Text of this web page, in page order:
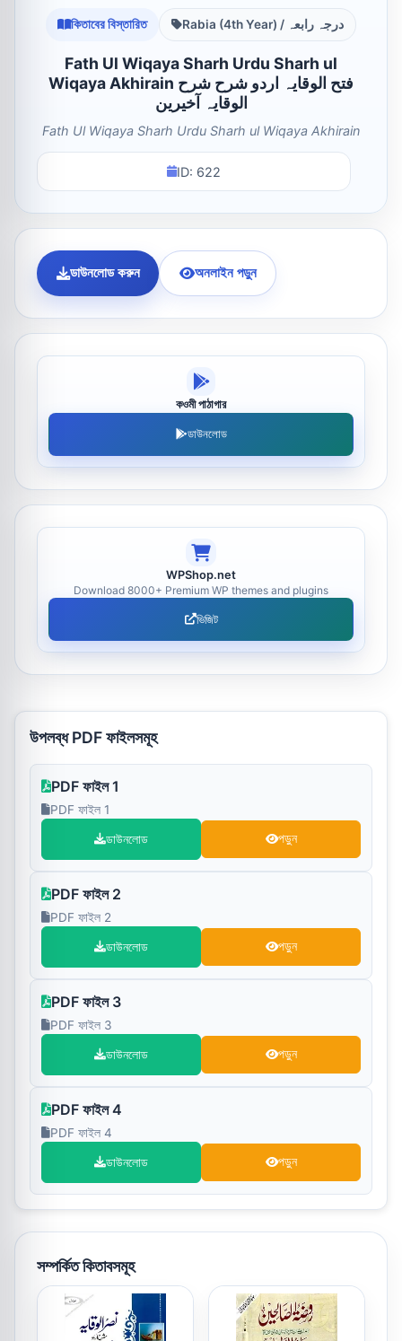
কিতাবের বিস্তারিত Rabia (4th Year) / درجہ رابعہ
Fath Ul Wiqaya Sharh Urdu Sharh ul
Wiqaya Akhirain فتح الوقایہ اردو شرح شرح
الوقایہ آخیرین
Fath Ul Wiqaya Sharh Urdu Sharh ul Wiqaya Akhirain
ID: 622
ডাউনলোড করুন অনলাইন পড়ুন
কওমী পাঠাগার
ডাউনলোড
WPShop.net
Download 8000+ Premium WP themes and plugins
ভিজিট
উপলব্ধ PDF ফাইলসমূহ
PDF ফাইল 1
PDF ফাইল 1
ডাউনলোড পড়ুন
PDF ফাইল 2
PDF ফাইল 2
ডাউনলোড পড়ুন
PDF ফাইল 3
PDF ফাইল 3
ডাউনলোড পড়ুন
PDF ফাইল 4
PDF ফাইল 4
ডাউনলোড পড়ুন
সম্পর্কিত কিতাবসমূহ